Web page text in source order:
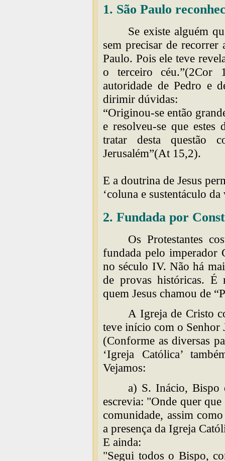
1. São Paulo
Se existe alguém
sem precisar de recorrer
Paulo. Pois ele teve
o terceiro céu.”(2Cor
autoridade de Pedro e
dirimir dúvidas:
“Originou-se então
e resolveu-se que estes
tratar desta questão
Jerusalém”(At 15,2).
E a doutrina de Jesus
‘coluna e sustentáculo
2. Fundada por
Os Protestantes
fundada pelo imperador
no século IV. Não há
de provas históricas. É
quem Jesus chamou de
A Igreja de Cristo
teve início com o Senhor
(Conforme as diversas
‘Igreja Católica’
Vejamos:
a) S. Inácio, Bispo
escrevia: "Onde quer
comunidade, assim
a presença da Igreja
E ainda:
"Segui todos o Bispo,